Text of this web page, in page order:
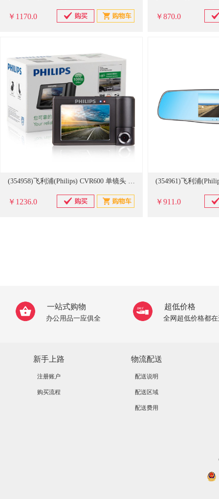
￥1170.0 ￥870.0
(354958)飞利浦(Philips) CVR600 单镜头 3英寸 1080P 115度广角 摄像头300°旋转 行车记录仪（无内存卡）(单位：台)
￥1236.0 ￥911.0
一站式购物
办公用品一应俱全
超低价格
全网超低价格都
新手上路
注册账户
购买流程
物流配送
配送说明
配送区域
配送费用